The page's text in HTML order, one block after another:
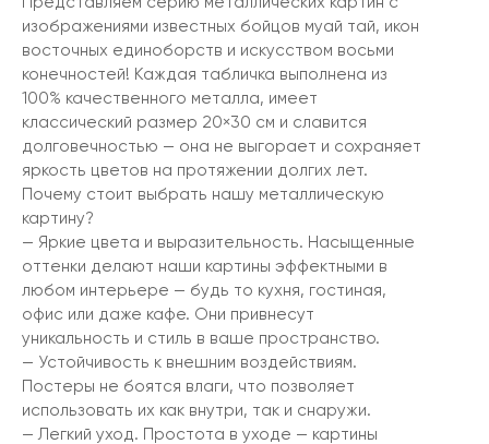
изображениями известных бойцов муай тай, икон
восточных единоборств и искусством восьми
конечностей! Каждая табличка выполнена из
100% качественного металла, имеет
классический размер 20×30 см и славится
долговечностью — она не выгорает и сохраняет
яркость цветов на протяжении долгих лет.
Почему стоит выбрать нашу металлическую
картину?
— Яркие цвета и выразительность. Насыщенные
оттенки делают наши картины эффектными в
любом интерьере — будь то кухня, гостиная,
офис или даже кафе. Они привнесут
уникальность и стиль в ваше пространство.
— Устойчивость к внешним воздействиям.
Постеры не боятся влаги, что позволяет
использовать их как внутри, так и снаружи.
— Легкий уход. Простота в уходе — картины